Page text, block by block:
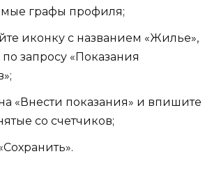
графы профиля;
иконку с названием «Жилье»,
запросу «Показания
«Внести показания» и впишите
со счетчиков;